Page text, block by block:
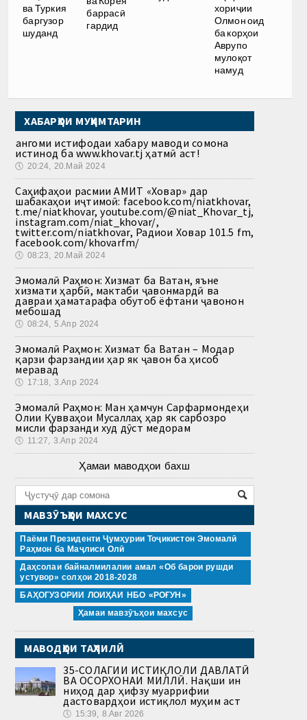
ва Туркия
баргузор
шуданд
баррасӣ
гардид
хориҷии
Олмон оид
ба корҳои
Аврупо
мулоқот
намуд
ХАБАРҲОИ МУҲИМТАРИН
Ҳангоми истифодаи хабару маводи сомона
истинод ба www.khovar.tj ҳатмӣ аст!
🕔 20:24, 20.Май 2024
Саҳифаҳои расмии АМИТ «Ховар» дар
шабакаҳои иҷтимоӣ: facebook.com/niatkhovar,
t.me/niatkhovar, youtube.com/@niat_Khovar_tj,
instagram.com/niat_khovar/,
twitter.com/niatkhovar, Радиои Ховар 101.5 fm,
facebook.com/khovarfm/
🕔 08:23, 20.Май 2024
Эмомалӣ Раҳмон: Хизмат ба Ватан, яъне
хизмати ҳарбӣ, мактаби ҷавонмардӣ ва
давраи ҳаматарафа обутоб ёфтани ҷавонон
мебошад
🕔 08:24, 5.Апр 2024
Эмомалӣ Раҳмон: Хизмат ба Ватан – Модар
қарзи фарзандии ҳар як ҷавон ба ҳисоб
меравад
🕔 17:18, 3.Апр 2024
Эмомалӣ Раҳмон: Ман ҳамчун Сарфармондеҳи
Олии Қувваҳои Мусаллаҳ ҳар як сарбозро
мисли фарзанди худ дӯст медорам
🕔 11:27, 3.Апр 2024
Ҳамаи маводҳои бахш
МАВЗӮЪҲОИ МАХСУС
Паёми Президенти Ҷумҳурии Тоҷикистон Эмомалӣ
Раҳмон ба Маҷлиси Олӣ
Даҳсолаи байналмилалии амал «Об барои рушди
устувор» солҳои 2018-2028
БАҲОГУЗОРИИ ЛОИҲАИ НБО «РОҒУН»
Ҳамаи мавзӯъҳои махсус
МАВОДҲОИ ТАҲЛИЛӢ
35-СОЛАГИИ ИСТИҚЛОЛИ ДАВЛАТӢ
ВА ОСОРХОНАИ МИЛЛӢ. Нақши ин
ниҳод дар ҳифзу муаррифии
дастовардҳои истиқлол муҳим аст
🕔 15:39, 8.Авг 2026